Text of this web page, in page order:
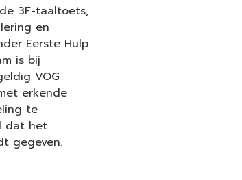
3F-taaltoets,
en
Eerste Hulp
is bij
VOG
erkende
te
dat het
gegeven.